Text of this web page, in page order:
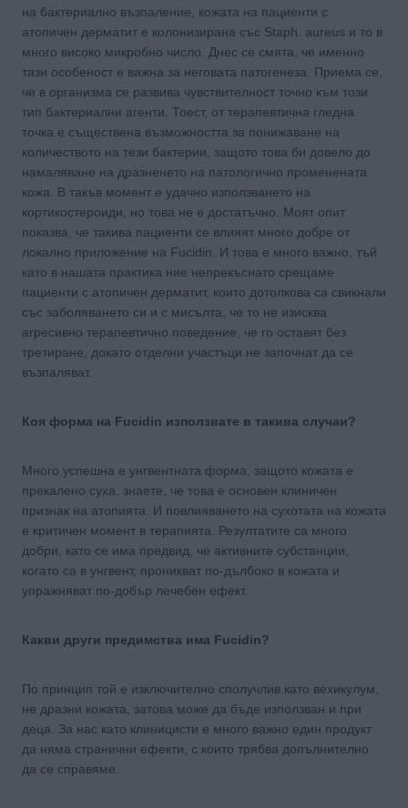
на бактериално възпаление, кожата на пациенти с
атопичен дерматит е колонизирана със Staph. aureus и то в
много високо микробно число. Днес се смята, че именно
тази особеност е важна за неговата патогенеза. Приема се,
че в организма се развива чувствителност точно към този
тип бактериални агенти. Тоест, от терапевтична гледна
точка е съществена възможността за понижаване на
количеството на тези бактерии, защото това би довело до
намаляване на дразненето на патологично променената
кожа. В такъв момент е удачно използването на
кортикостероиди, но това не е достатъчно. Моят опит
показва, че такива пациенти се влияят много добре от
локално приложение на Fucidin. И това е много важно, тъй
като в нашата практика ние непрекъснато срещаме
пациенти с атопичен дерматит, които дотолкова са свикнали
със заболяването си и с мисълта, че то не изисква
агресивно терапевтично поведение, че го оставят без
третиране, докато отделни участъци не започнат да се
възпаляват.
Коя форма на Fucidin използвате в такива случаи?
Много успешна е унгвентната форма, защото кожата е
прекалено суха, знаете, че това е основен клиничен
признак на атопията. И повлияването на сухотата на кожата
е критичен момент в терапията. Резултатите са много
добри, като се има предвид, че активните субстанции,
когато са в унгвент, проникват по-дълбоко в кожата и
упражняват по-добър лечебен ефект.
Какви други предимства има Fucidin?
По принцип той е изключително сполучлив като вехикулум,
не дразни кожата, затова може да бъде използван и при
деца. За нас като клиницисти е много важно един продукт
да няма странични ефекти, с които трябва допълнително
да се справяме.